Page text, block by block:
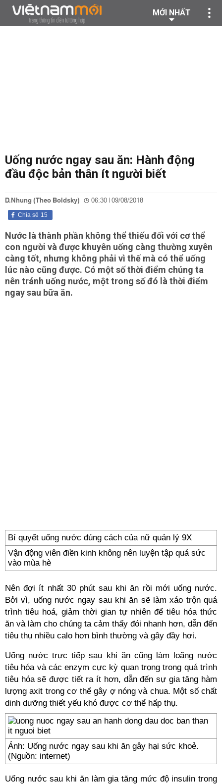
MỚI NHẤT
Uống nước ngay sau ăn: Hành động
đầu độc bản thân ít người biết
D.Nhung (Theo Boldsky) 06:30 | 09/08/2018
15
Chia sẻ
Nước là thành phần không thể thiếu đối với cơ thể
con người và được khuyên uống càng thường xuyên
càng tốt, nhưng không phải vì thế mà có thể uống
lúc nào cũng được. Có một số thời điểm chúng ta
nên tránh uống nước, một trong số đó là thời điểm
ngay sau bữa ăn.
Bí quyết uống nước đúng cách của nữ quản lý 9X
Vận động viên điền kinh không nên luyện tập quá sức
vào mùa hè
Nên đợi ít nhất 30 phút sau khi ăn rồi mới uống nước.
Bởi vì, uống nước ngay sau khi ăn sẽ làm xáo trộn quá
trình tiêu hoá, giảm thời gian tự nhiên để tiêu hóa thức
ăn và làm cho chúng ta cảm thấy đói nhanh hơn, dẫn đến
tiêu thụ nhiều calo hơn bình thường và gây đầy hơi.
Uống nước trực tiếp sau khi ăn cũng làm loãng nước
tiêu hóa và các enzym cực kỳ quan trọng trong quá trình
tiêu hóa sẽ được tiết ra ít hơn, dẫn đến sự gia tăng hàm
lượng axit trong cơ thể gây ợ nóng và chua. Một số chất
dinh dưỡng thiết yếu khó được cơ thể hấp thụ.
Ảnh: Uống nước ngay sau khi ăn gây hại sức khoẻ.
(Nguồn: internet)
Uống nước sau khi ăn làm gia tăng mức độ insulin trong